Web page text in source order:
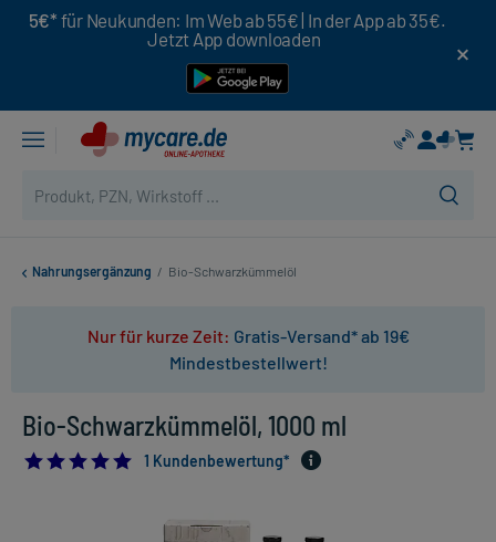
5€* für Neukunden: Im Web ab 55€ | In der App ab 35€.
Jetzt App downloaden
Nahrungsergänzung / Bio-Schwarzkümmelöl
Nur für kurze Zeit: Gratis-Versand* ab 19€
Mindestbestellwert!
Bio-Schwarzkümmelöl, 1000 ml
5.01 Kundenbewertung*